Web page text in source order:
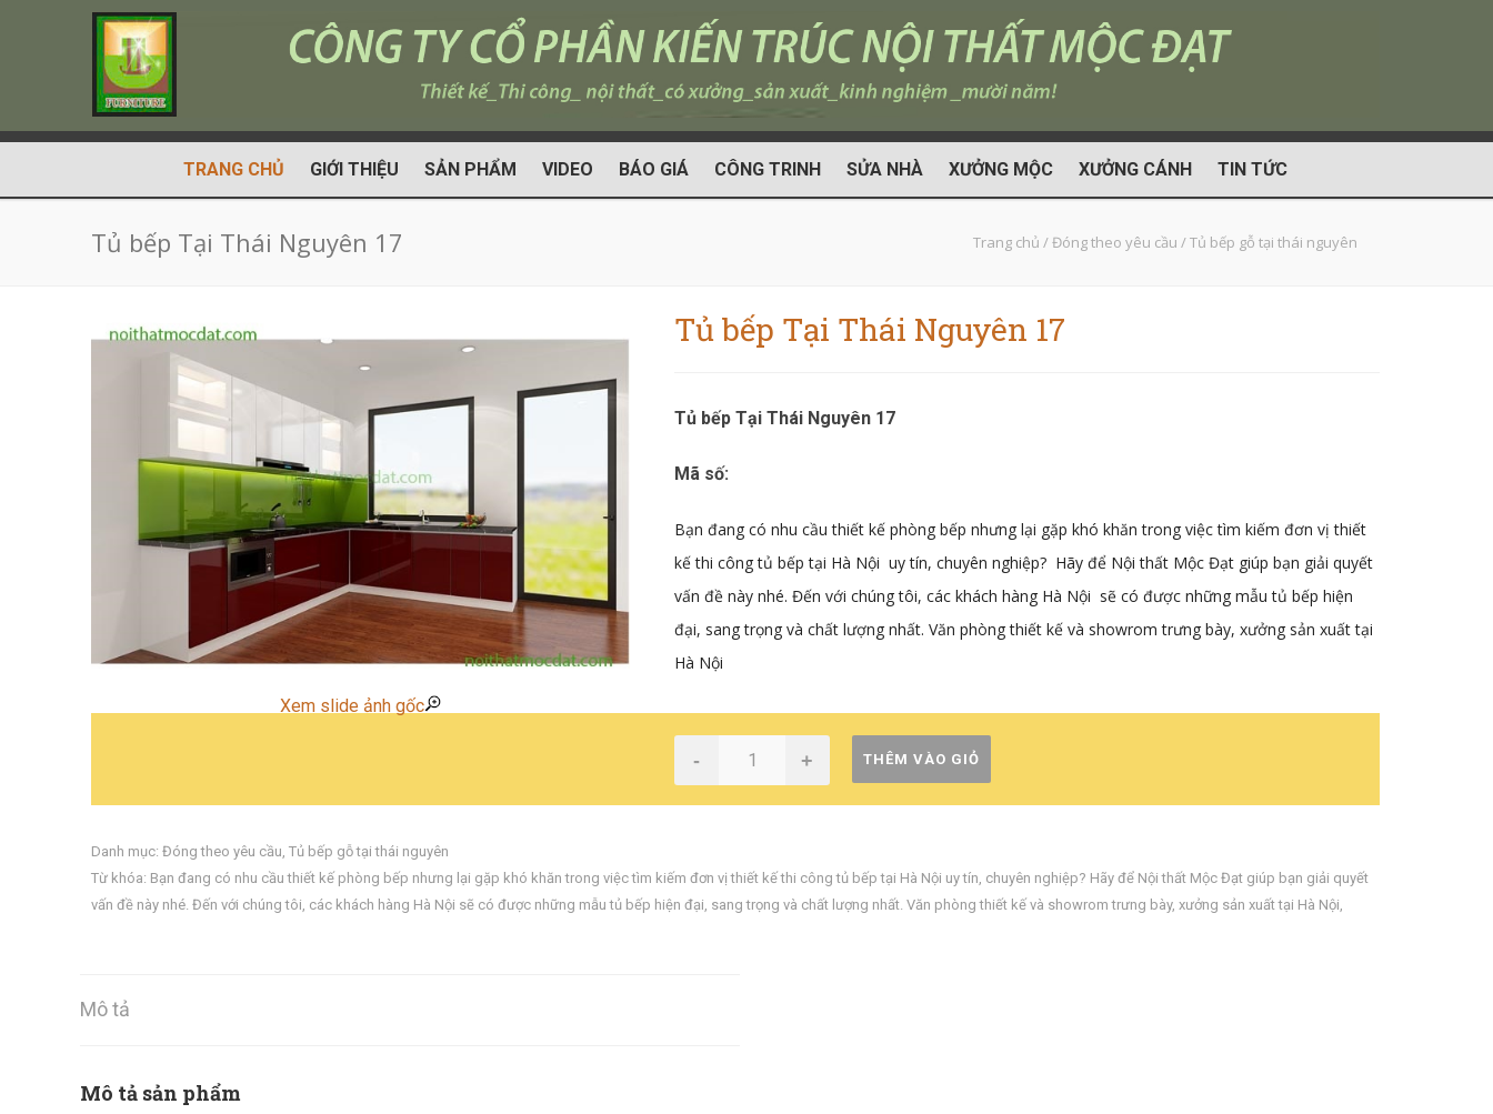
TRANG CHỦ GIỚI THIỆU SẢN PHẨM VIDEO BÁO GIÁ CÔNG TRINH SỬA NHÀ XƯỞNG MỘC XƯỞNG CÁNH TIN TỨC
Tủ bếp Tại Thái Nguyên 17 Trang chủ /Đóng theo yêu cầu /Tủ bếp gỗ tại thái nguyên
Xem slide ảnh gốc
Tủ bếp Tại Thái Nguyên 17
Tủ bếp Tại Thái Nguyên 17
Mã số:
Bạn đang có nhu cầu thiết kế phòng bếp nhưng lại gặp khó khăn trong việc tìm kiếm đơn vị thiết
kế thi công tủ bếp tại Hà Nội uy tín, chuyên nghiệp? Hãy để Nội thất Mộc Đạt giúp bạn giải quyết
vấn đề này nhé. Đến với chúng tôi, các khách hàng Hà Nội sẽ có được những mẫu tủ bếp hiện
đại, sang trọng và chất lượng nhất. Văn phòng thiết kế và showrom trưng bày, xưởng sản xuất tại
Hà Nội
- + THÊM VÀO GIỎ
Danh mục: Đóng theo yêu cầu, Tủ bếp gỗ tại thái nguyên
Từ khóa: Bạn đang có nhu cầu thiết kế phòng bếp nhưng lại gặp khó khăn trong việc tìm kiếm đơn vị thiết kế thi công tủ bếp tại Hà Nội uy tín, chuyên nghiệp? Hãy để Nội thất Mộc Đạt giúp bạn giải quyết
vấn đề này nhé. Đến với chúng tôi, các khách hàng Hà Nội sẽ có được những mẫu tủ bếp hiện đại, sang trọng và chất lượng nhất. Văn phòng thiết kế và showrom trưng bày, xưởng sản xuất tại Hà Nội,
Mô tả
Mô tả sản phẩm